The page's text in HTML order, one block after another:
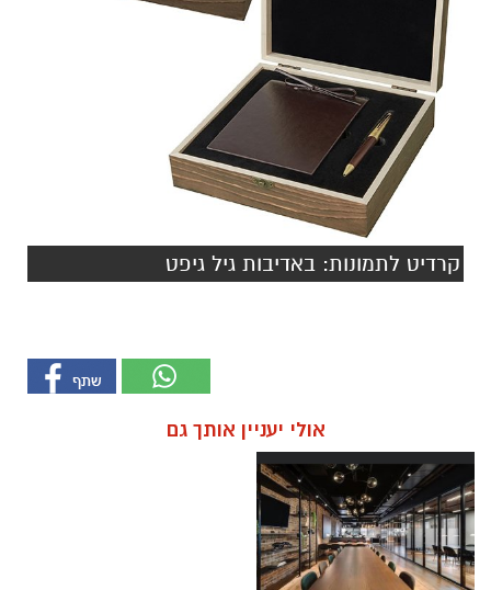
קרדיט לתמונות: באדיבות גיל גיפט
אולי יעניין אותך גם